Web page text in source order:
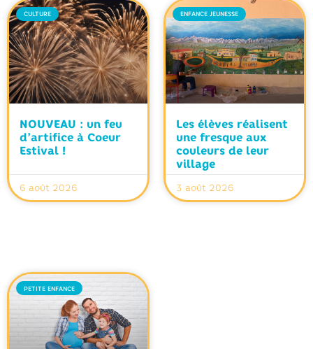
CULTURE
NOUVEAU : un feu
d’artifice à Coeur
Estival !
6 août 2026
ENFANCE JEUNESSE
Les élèves réalisent
une fresque aux
couleurs de leur
village
3 août 2026
PETITE ENFANCE